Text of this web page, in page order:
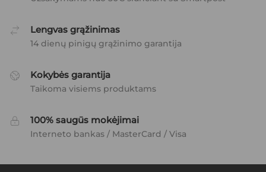
Lengvas grąžinimas
14 dienų pinigų grąžinimo garantija
Kokybės garantija
Taikoma visiems produktams
100% saugūs mokėjimai
Interneto bankas / MasterCard / Visa